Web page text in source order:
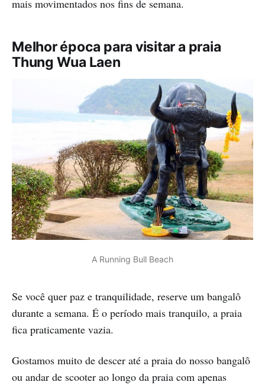
mais movimentados nos fins de semana.
Melhor época para visitar a praia
Thung Wua Laen
A Running Bull Beach
Se você quer paz e tranquilidade, reserve um bangalô
durante a semana. É o período mais tranquilo, a praia
fica praticamente vazia.
Gostamos muito de descer até a praia do nosso bangalô
ou andar de scooter ao longo da praia com apenas